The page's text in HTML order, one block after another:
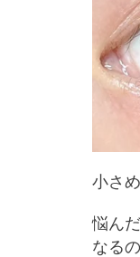
小さ
悩ん
なる